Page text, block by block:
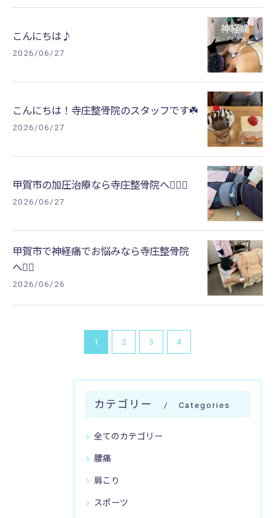
こんにちは♪
2026/06/27
こんにちは！寺庄整骨院のスタッフです☘️
2026/06/27
甲賀市の加圧治療なら寺庄整骨院へ🚴🏻‍♂️
2026/06/27
甲賀市で神経痛でお悩みなら寺庄整骨院
へ🚴‍♂️
2026/06/26
1 2 3 4
カテゴリー Categories
全てのカテゴリー
腰痛
肩こり
スポーツ